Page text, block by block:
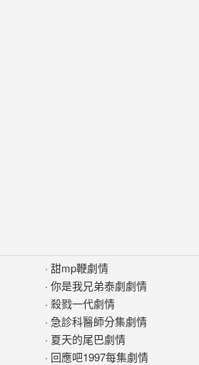
· 甜mp鞭劇情
· 你是我兄弟泰劇劇情
· 殺戮一代劇情
· 急診科醫師分集劇情
· 夏天的尾巴劇情
· 回應吧1997每集劇情